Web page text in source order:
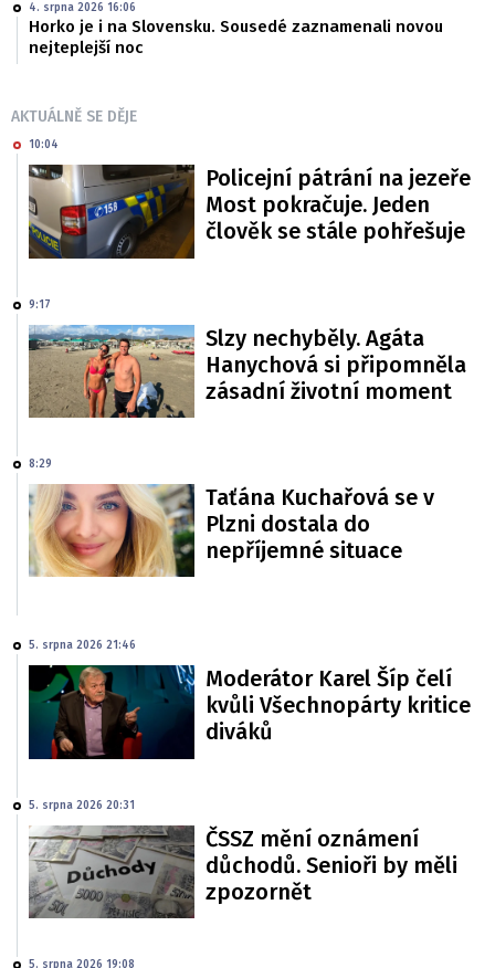
4. srpna 2026 16:06
Horko je i na Slovensku. Sousedé zaznamenali novou
nejteplejší noc
AKTUÁLNĚ SE DĚJE
10:04
Policejní pátrání na jezeře
Most pokračuje. Jeden
člověk se stále pohřešuje
9:17
Slzy nechyběly. Agáta
Hanychová si připomněla
zásadní životní moment
8:29
Taťána Kuchařová se v
Plzni dostala do
nepříjemné situace
5. srpna 2026 21:46
Moderátor Karel Šíp čelí
kvůli Všechnopárty kritice
diváků
5. srpna 2026 20:31
ČSSZ mění oznámení
důchodů. Senioři by měli
zpozornět
5. srpna 2026 19:08